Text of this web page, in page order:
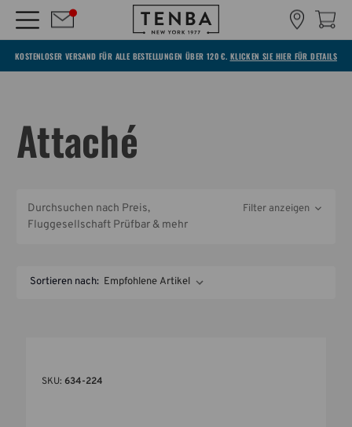
KOSTENLOSER VERSAND FÜR ALLE BESTELLUNGEN ÜBER 120 €. KLICKEN SIE HIER FÜR DETAILS
Attaché
Durchsuchen nach Preis,
Fluggesellschaft Prüfbar & mehr
Filter anzeigen
Sortieren nach:
SKU: 634-224